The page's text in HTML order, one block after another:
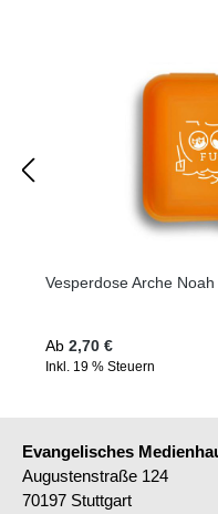
Vesperdose Arche Noah
Regulärer Preis:
Ab 2,70 €
Inkl. 19 % Steuern
Evangelisches
Augustenstraße 124
70197 Stuttgart